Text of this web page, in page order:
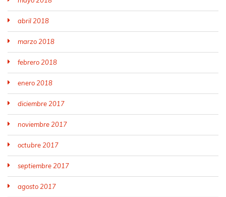
abril 2018
marzo 2018
febrero 2018
enero 2018
diciembre 2017
noviembre 2017
octubre 2017
septiembre 2017
agosto 2017